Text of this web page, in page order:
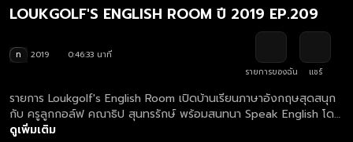
LOUKGOLF'S ENGLISH ROOM ปี 2019 EP.209
ท 2019
0:46:33 นาที
รายการของฉัน
แชร์
รายการ Loukgolf's English Room เปิดบ้านเรียนภาษาอังกฤษสุดสนุก
กับ ครูลูกกอล์ฟ คณาธิป สุนทรรักษ์ พร้อมสนทนา Speak English โดย
เจอกับภารกิจคำศัพท์และการแต่งประโยคสุดฮากัน
ดูเพิ่มเติม